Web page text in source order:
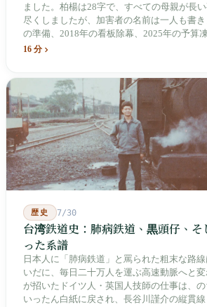
ました。柏楊は28字で、すべての母親が長
尽くしましたが、加害者の名前は一人も書
の準備、2018年の看板除幕、2025年の予算
て、自らが行ったことを記念する博物館です
16 分
歴史 7/30
台湾鉄道史：肺病鉄道、黒頭仔、そ
った系譜
日本人に「肺病鉄道」と罵られた粗末な路
いだに、毎日二十万人を運ぶ高速動脈へと
が招いたドイツ人・英国人技師の仕事は、
いったん白紙に戻され、長谷川謹介の縦貫